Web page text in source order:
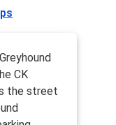
CK
the street